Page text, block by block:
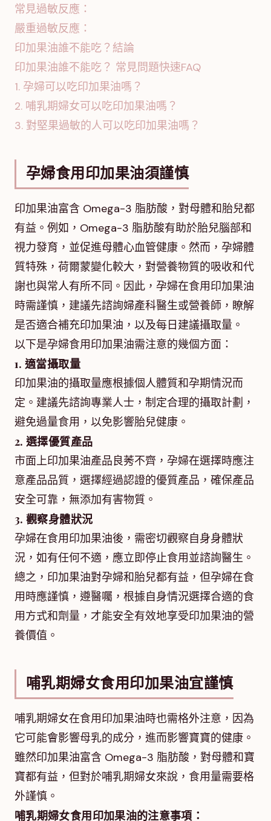
常見過敏反應：
嚴重過敏反應：
印加果油誰不能吃？結論
印加果油誰不能吃？ 常見問題快速FAQ
1. 孕婦可以吃印加果油嗎？
2. 哺乳期婦女可以吃印加果油嗎？
3. 對堅果過敏的人可以吃印加果油嗎？
孕婦食用印加果油須謹慎
印加果油富含 Omega-3 脂肪酸，對母體和胎兒都
有益。例如，Omega-3 脂肪酸有助於胎兒腦部和
視力發育，並促進母體心血管健康。然而，孕婦體
質特殊，荷爾蒙變化較大，對營養物質的吸收和代
謝也與常人有所不同。因此，孕婦在食用印加果油
時需謹慎，建議先諮詢婦產科醫生或營養師，瞭解
是否適合補充印加果油，以及每日建議攝取量。
以下是孕婦食用印加果油需注意的幾個方面：
1. 適當攝取量
印加果油的攝取量應根據個人體質和孕期情況而
定。建議先諮詢專業人士，制定合理的攝取計劃，
避免過量食用，以免影響胎兒健康。
2. 選擇優質產品
市面上印加果油產品良莠不齊，孕婦在選擇時應注
意產品品質，選擇經過認證的優質產品，確保產品
安全可靠，無添加有害物質。
3. 觀察身體狀況
孕婦在食用印加果油後，需密切觀察自身身體狀
況，如有任何不適，應立即停止食用並諮詢醫生。
總之，印加果油對孕婦和胎兒都有益，但孕婦在食
用時應謹慎，遵醫囑，根據自身情況選擇合適的食
用方式和劑量，才能安全有效地享受印加果油的營
養價值。
哺乳期婦女食用印加果油宜謹慎
哺乳期婦女在食用印加果油時也需格外注意，因為
它可能會影響母乳的成分，進而影響寶寶的健康。
雖然印加果油富含 Omega-3 脂肪酸，對母體和寶
寶都有益，但對於哺乳期婦女來說，食用量需要格
外謹慎。
哺乳期婦女食用印加果油的注意事項：